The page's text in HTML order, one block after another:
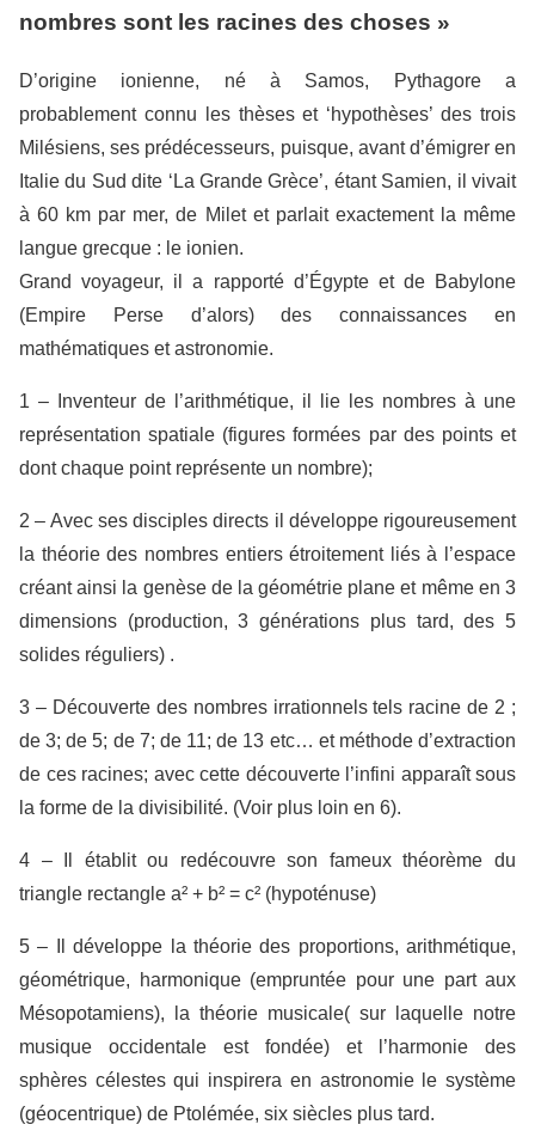
nombres sont les racines des choses »
D’origine ionienne, né à Samos, Pythagore a
probablement connu les thèses et ‘hypothèses’ des trois
Milésiens, ses prédécesseurs, puisque, avant d’émigrer en
Italie du Sud dite ‘La Grande Grèce’, étant Samien, il vivait
à 60 km par mer, de Milet et parlait exactement la même
langue grecque : le ionien.
Grand voyageur, il a rapporté d’Égypte et de Babylone
(Empire Perse d’alors) des connaissances en
mathématiques et astronomie.
1 – Inventeur de l’arithmétique, il lie les nombres à une
représentation spatiale (figures formées par des points et
dont chaque point représente un nombre);
2 – Avec ses disciples directs il développe rigoureusement
la théorie des nombres entiers étroitement liés à l’espace
créant ainsi la genèse de la géométrie plane et même en 3
dimensions (production, 3 générations plus tard, des 5
solides réguliers) .
3 – Découverte des nombres irrationnels tels racine de 2 ;
de 3; de 5; de 7; de 11; de 13 etc… et méthode d’extraction
de ces racines; avec cette découverte l’infini apparaît sous
la forme de la divisibilité. (Voir plus loin en 6).
4 – Il établit ou redécouvre son fameux théorème du
triangle rectangle a² + b² = c² (hypoténuse)
5 – Il développe la théorie des proportions, arithmétique,
géométrique, harmonique (empruntée pour une part aux
Mésopotamiens), la théorie musicale( sur laquelle notre
musique occidentale est fondée) et l’harmonie des
sphères célestes qui inspirera en astronomie le système
(géocentrique) de Ptolémée, six siècles plus tard.